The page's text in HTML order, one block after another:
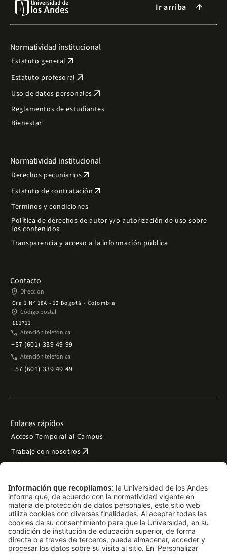
Ir arriba arrow_forward
Normatividad institucional
Estatuto general arrow_outward
Estatuto profesoral arrow_outward
Uso de datos personales arrow_outward
Reglamentos de estudiantes
Bienestar
Normatividad institucional
Derechos pecuniariosarrow_outward
Estatuto de contratación arrow_outward
Términos y condiciones
Política de derechos de autor y/o autorización de uso sobre
los contenidos
Transparencia y acceso a la información pública
Contacto
place Dirección
Cra 1 Nº 18A - 12 Bogotá - Colombia
place Código postal
111711
phone Atención telefónica
+57 (601) 339 49 99
phone Atención telefónica
+57 (601) 339 49 49
Enlaces rápidos
Acceso Temporal al Campus
Trabaje con nosotrosarrow_outward
Preguntas frecuentes
Filantropía y donacionesarrow_outward
Mapa del sitio arrow_outward